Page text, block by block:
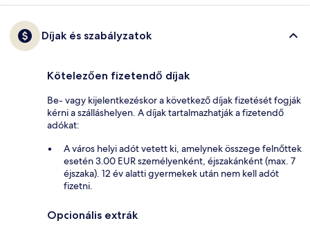
Díjak és szabályzatok
Kötelezően fizetendő díjak
Be- vagy kijelentkezéskor a következő díjak fizetését fogják
kérni a szálláshelyen. A díjak tartalmazhatják a fizetendő
adókat:
A város helyi adót vetett ki, amelynek összege felnőttek
esetén 3.00 EUR személyenként, éjszakánként (max. 7
éjszaka). 12 év alatti gyermekek után nem kell adót
fizetni.
Opcionális extrák